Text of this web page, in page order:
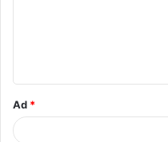
Ad *